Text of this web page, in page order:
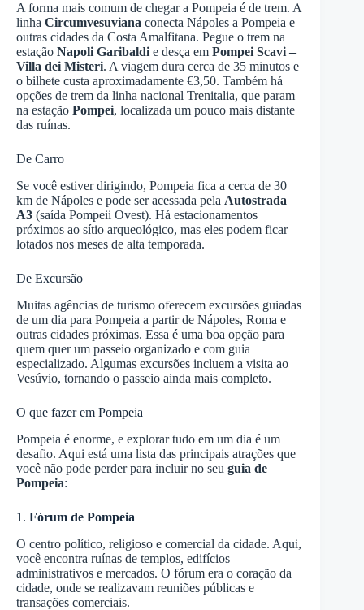
A forma mais comum de chegar a Pompeia é de trem. A
linha Circumvesuviana conecta Nápoles a Pompeia e
outras cidades da Costa Amalfitana. Pegue o trem na
estação Napoli Garibaldi e desça em Pompei Scavi –
Villa dei Misteri. A viagem dura cerca de 35 minutos e
o bilhete custa aproximadamente €3,50. Também há
opções de trem da linha nacional Trenitalia, que param
na estação Pompei, localizada um pouco mais distante
das ruínas.
De Carro
Se você estiver dirigindo, Pompeia fica a cerca de 30
km de Nápoles e pode ser acessada pela Autostrada
A3 (saída Pompeii Ovest). Há estacionamentos
próximos ao sítio arqueológico, mas eles podem ficar
lotados nos meses de alta temporada.
De Excursão
Muitas agências de turismo oferecem excursões guiadas
de um dia para Pompeia a partir de Nápoles, Roma e
outras cidades próximas. Essa é uma boa opção para
quem quer um passeio organizado e com guia
especializado. Algumas excursões incluem a visita ao
Vesúvio, tornando o passeio ainda mais completo.
O que fazer em Pompeia
Pompeia é enorme, e explorar tudo em um dia é um
desafio. Aqui está uma lista das principais atrações que
você não pode perder para incluir no seu guia de
Pompeia:
1. Fórum de Pompeia
O centro político, religioso e comercial da cidade. Aqui,
você encontra ruínas de templos, edifícios
administrativos e mercados. O fórum era o coração da
cidade, onde se realizavam reuniões públicas e
transações comerciais.